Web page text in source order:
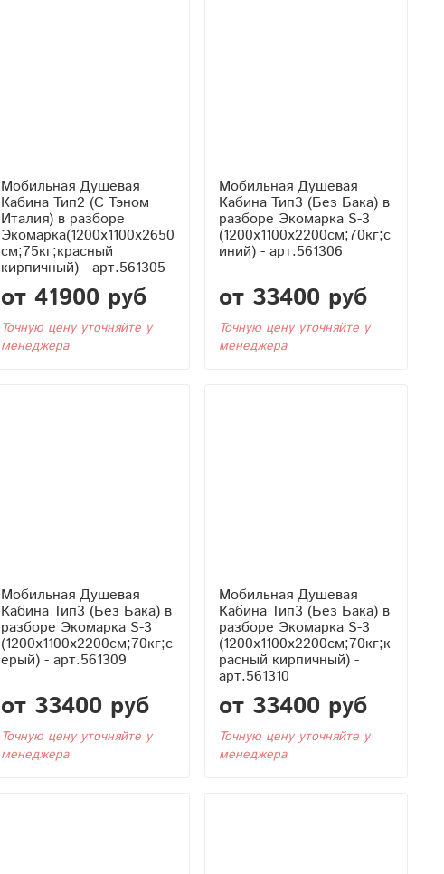
Мобильная Душевая
Кабина Тип2 (С Тэном
Италия) в разборе
Экомарка(1200x1100x2650
см;75кг;красный
кирпичный) - арт.561305
от 41900 руб
Точную цену уточняйте у
менеджера
Мобильная Душевая
Кабина Тип3 (Без Бака) в
разборе Экомарка S-3
(1200x1100x2200см;70кг;с
иний) - арт.561306
от 33400 руб
Точную цену уточняйте у
менеджера
Мобильная Душевая
Кабина Тип3 (Без Бака) в
разборе Экомарка S-3
(1200x1100x2200см;70кг;с
ерый) - арт.561309
от 33400 руб
Точную цену уточняйте у
менеджера
Мобильная Душевая
Кабина Тип3 (Без Бака) в
разборе Экомарка S-3
(1200x1100x2200см;70кг;к
расный кирпичный) -
арт.561310
от 33400 руб
Точную цену уточняйте у
менеджера